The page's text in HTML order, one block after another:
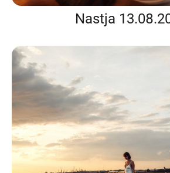
Nastja